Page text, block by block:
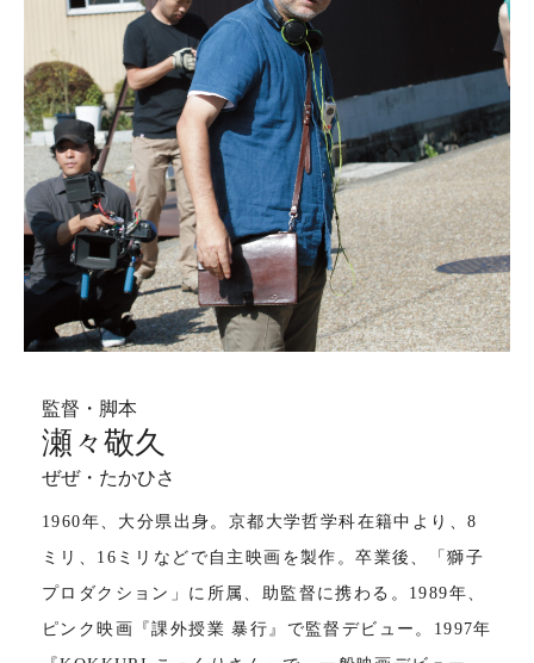
監督・脚本
瀬々敬久
ぜぜ・たかひさ
1960年、大分県出身。京都大学哲学科在籍中より、8
ミリ、16ミリなどで自主映画を製作。卒業後、「獅子
プロダクション」に所属、助監督に携わる。1989年、
ピンク映画『課外授業 暴行』で監督デビュー。1997年